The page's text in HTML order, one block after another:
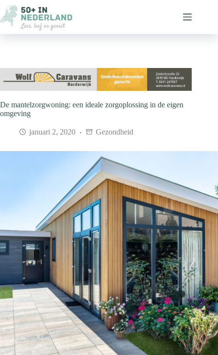
naar
de
inhoud
De mantelzorgwoning: een ideale zorgoplossing in de eigen
omgeving
januari 2, 2020 Gezondheid